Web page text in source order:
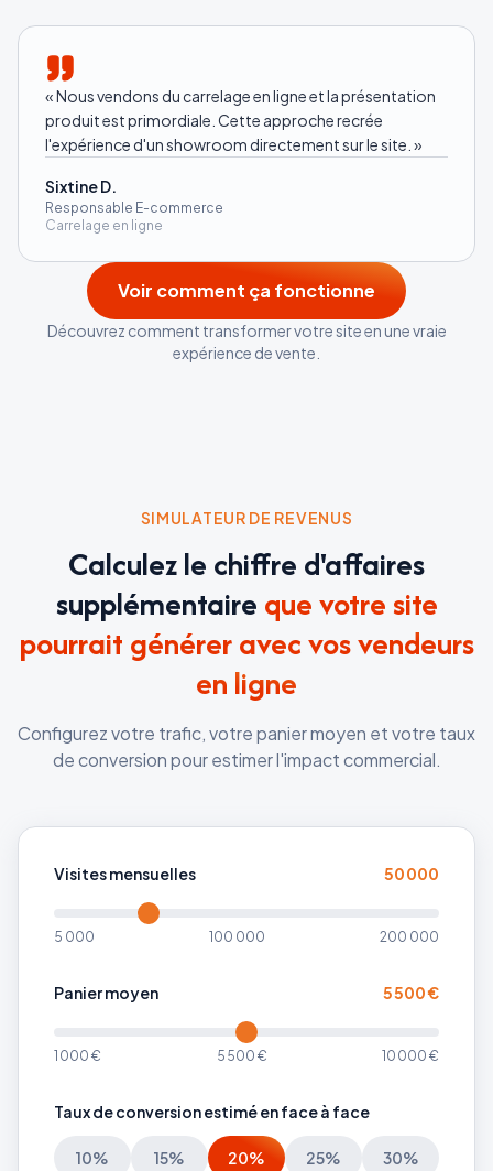
«Nous vendons du carrelage en ligne et la présentation
produit est primordiale. Cette approche recrée
l'expérience d'un showroom directement sur le site.»
Sixtine D.
Responsable E-commerce
Carrelage en ligne
Voir comment ça fonctionne
Découvrez comment transformer votre site en une vraie
expérience de vente.
SIMULATEUR DE REVENUS
Calculez le chiffre d'affaires
supplémentaire que votre site
pourrait générer avec vos vendeurs
en ligne
Configurez votre trafic, votre panier moyen et votre taux
de conversion pour estimer l'impact commercial.
Visites mensuelles 50 000
5 000 100 000 200 000
Panier moyen 5 500€
1 000 € 5 500 € 10 000 €
Taux de conversion estimé en face à face
10% 15% 20% 25% 30%